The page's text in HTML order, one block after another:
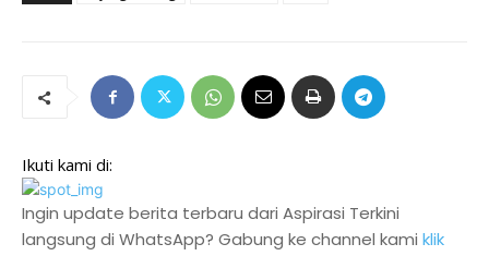
Ikuti kami di:
Ingin update berita terbaru dari Aspirasi Terkini
langsung di WhatsApp? Gabung ke channel kami klik